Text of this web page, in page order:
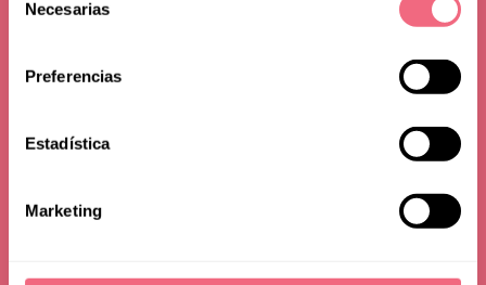
Necesarias
Preferencias
Estadística
Marketing